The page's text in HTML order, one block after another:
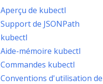
Aperçu de kubectl
Support de JSONPath
kubectl
Aide-mémoire kubectl
Commandes kubectl
Conventions d'utilisation